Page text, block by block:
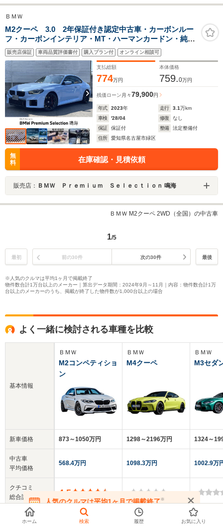
ＢＭＷ
M2クーペ 3.0 2年保証付き認定中古車・カーボンルー
フ・カーボンインテリア・MT・ハーマンカードン・純正
リアスポイラー・アダプティブ LED ヘッドライト・
前席シートヒーター・アダプティブMサスペンション
販売店保証 車両品質評価書付 購入プラン付 オンライン相談可
支払総額
774万円
本体価格
759.0万円
残価ローン 月々79,900円
年式 2023年 走行 3.1万km
車検
'28/04 修復
なし
保証
保証付 整備
法定整備付
住所
愛知県名古屋市緑区
無
料
在庫確認・見積依頼
販売店： ＢＭＷ Ｐｒｅｍｉｕｍ Ｓｅｌｅｃｔｉｏｎ 鳴海
ＢＭＷ M2クーペ 2WD（全国）の中古車
1/5
最初 前の30件 次の30件 最後
※人気のクルマは平均1ヶ月で掲載終了
物件数合計1万台以上のメーカー｜算出データ期間：2024年9月～11月｜内容：物件数合計1万
台以上のメーカーのうち、掲載が終了した物件数が1,000台以上の場合
よく一緒に検討される車種を比較
基本情報
新車価格
中古車
平均価格
クチコミ
総合評価
乗車定員
ＢＭＷ
M2コンペティショ
ン
873～1050万円
568.4万円
4.5
ＢＭＷ
M4クーペ
1298～2196万円
1098.3万円
-
2～4人
ＢＭＷ
M3セダ
1324～
1002.9万
-
5人
人気のクルマは平均1ヶ月で掲載終了※
在庫が無くなる前にお問い合わせください
ホーム 検索 履歴 お気に入り